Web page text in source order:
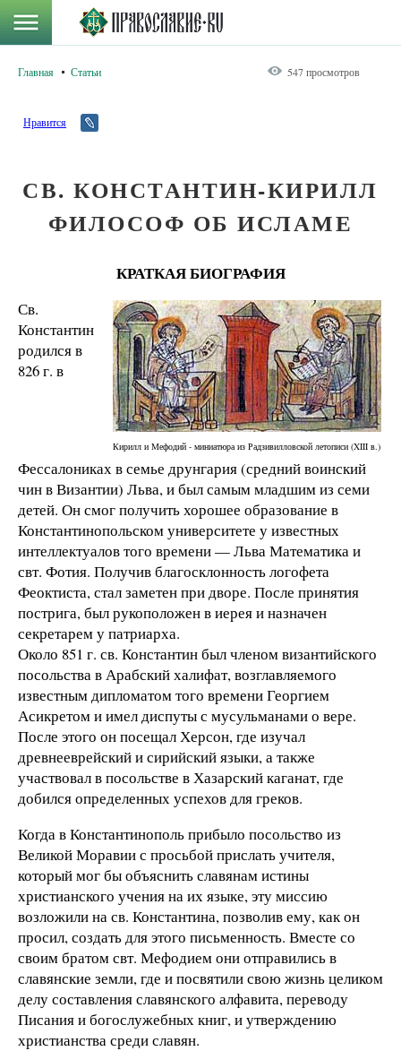
Главная Статьи 547 просмотров
Нравится
СВ. КОНСТАНТИН-КИРИЛЛ
ФИЛОСОФ ОБ ИСЛАМЕ
КРАТКАЯ БИОГРАФИЯ
Кирилл и Мефодий - миниатюра из Радзивилловской летописи (XIII в.)
Св.
Константин
родился в
826 г. в
Фессалониках в семье друнгария (средний воинский
чин в Византии) Льва, и был самым младшим из семи
детей. Он смог получить хорошее образование в
Константинопольском университете у известных
интеллектуалов того времени — Льва Математика и
свт. Фотия. Получив благосклонность логофета
Феоктиста, стал заметен при дворе. После принятия
пострига, был рукоположен в иерея и назначен
секретарем у патриарха.
Около 851 г. св. Константин был членом византийского
посольства в Арабский халифат, возглавляемого
известным дипломатом того времени Георгием
Асикретом и имел диспуты с мусульманами о вере.
После этого он посещал Херсон, где изучал
древнееврейский и сирийский языки, а также
участвовал в посольстве в Хазарский каганат, где
добился определенных успехов для греков.
Когда в Константинополь прибыло посольство из
Великой Моравии с просьбой прислать учителя,
который мог бы объяснить славянам истины
христианского учения на их языке, эту миссию
возложили на св. Константина, позволив ему, как он
просил, создать для этого письменность. Вместе со
своим братом свт. Мефодием они отправились в
славянские земли, где и посвятили свою жизнь целиком
делу составления славянского алфавита, переводу
Писания и богослужебных книг, и утверждению
христианства среди славян.